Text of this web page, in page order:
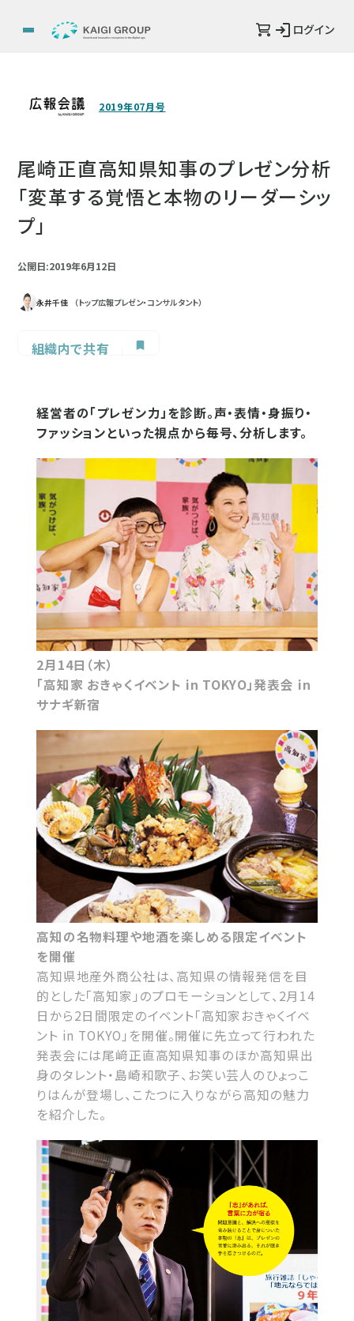
ログイン
2019年07月号
尾崎正直高知県知事のプレゼン分析
「変革する覚悟と本物のリーダーシッ
プ」
公開日:2019年6月12日
永井千佳 （トップ広報プレゼン・コンサルタント）
組織内で共有
経営者の「プレゼン力」を診断。声・表情・身振り・
ファッションといった視点から毎号、分析します。
2月14日（木）
「高知家 おきゃくイベント in TOKYO」発表会 in
サナギ新宿
高知の名物料理や地酒を楽しめる限定イベント
を開催
高知県地産外商公社は、高知県の情報発信を目
的とした「高知家」のプロモーションとして、2月14
日から2日間限定のイベント「高知家おきゃくイベ
ント in TOKYO」を開催。開催に先立って行われた
発表会には尾﨑正直高知県知事のほか高知県出
身のタレント・島崎和歌子、お笑い芸人のひょっこ
りはんが登場し、こたつに入りながら高知の魅力
を紹介した。